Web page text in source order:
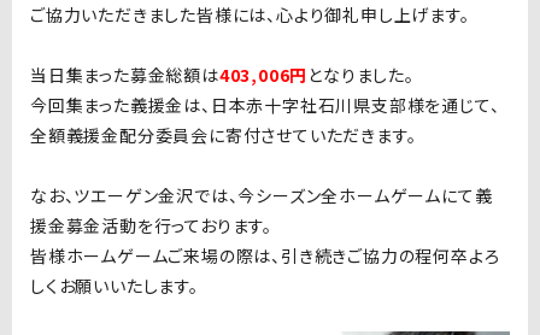
ご協力いただきました皆様には、心より御礼申し上げます。
当日集まった募金総額は403,006円 となりました。
今回集まった義援金は、日本赤十字社石川県支部様を通じて、
全額義援金配分委員会に寄付させていただきます。
なお、ツエーゲン金沢では、今シーズン全ホームゲームにて義
援金募金活動を行っております。
皆様ホームゲームご来場の際は、引き続きご協力の程何卒よろ
しくお願いいたします。